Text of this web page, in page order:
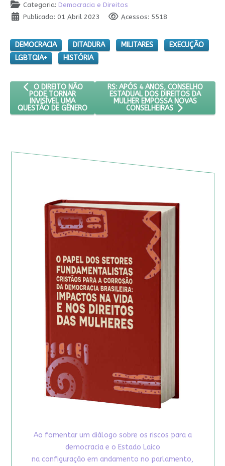
Categoria: Democracia e Direitos
Publicado: 01 Abril 2023
Acessos: 5518
DEMOCRACIA DITADURA MILITARES
EXECUÇÃO
LGBTQIA+
HISTÓRIA
ARTIGO ANTERIOR: O DIREITO NÃO PODE TORNAR INVISÍVEL
O DIREITO NÃO
PODE TORNAR
INVISÍVEL UMA
QUESTÃO DE GÊNERO
PRÓXIMO ARTIGO: RS: APÓS 4
RS: APÓS 4 ANOS, CONSELHO
ESTADUAL DOS DIREITOS DA
MULHER EMPOSSA NOVAS
CONSELHEIRAS
Ao fomentar um diálogo sobre os riscos para a
democracia e o Estado Laico
na configuração em andamento no parlamento,